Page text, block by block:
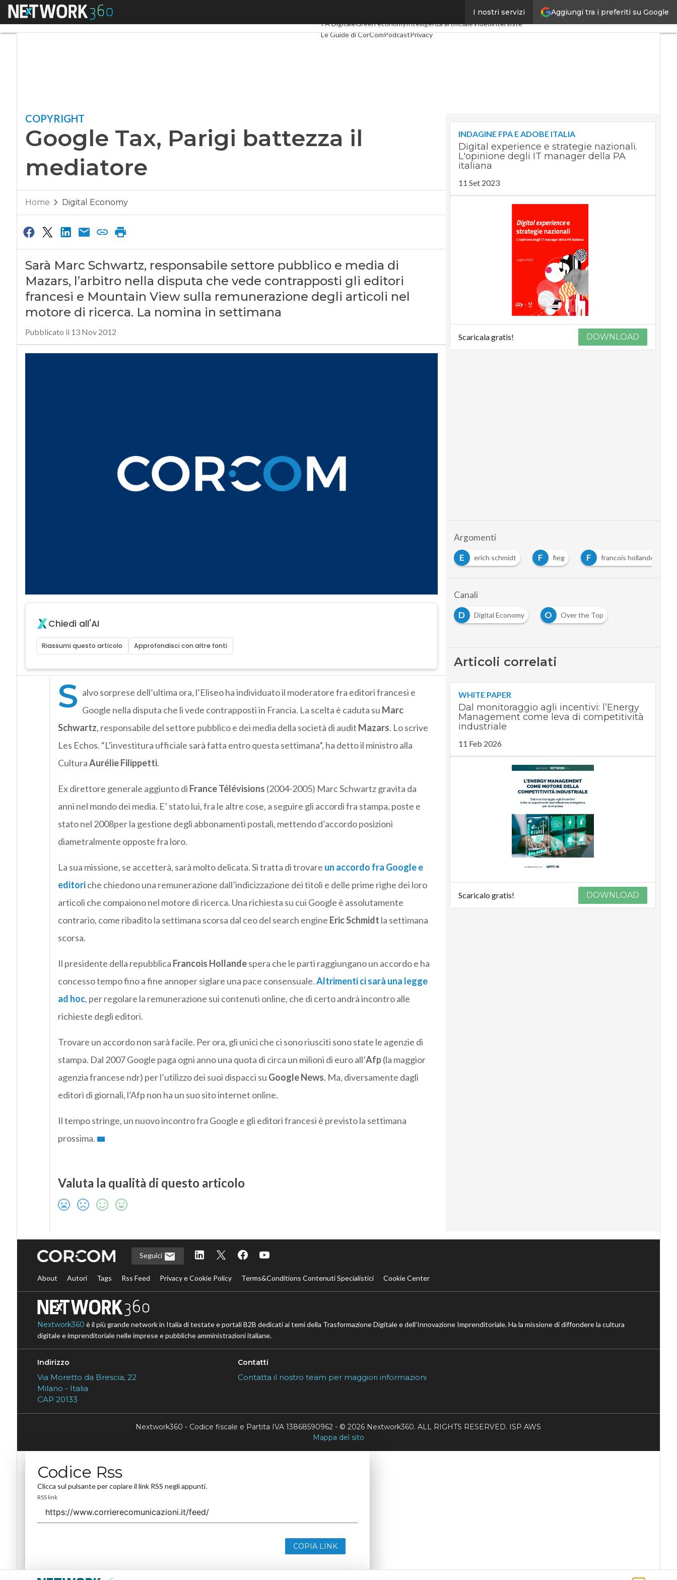
Aggiungi tra i preferiti su Google
I nostri servizi
Menu
SpacEconomy
PA DigitaleGreen economyIntelligenza artificialeVideointerviste
Le Guide di CorComPodcastPrivacy
COPYRIGHT
Google Tax, Parigi battezza il
mediatore
Home Digital Economy
Sarà Marc Schwartz, responsabile settore pubblico e media di
Mazars, l’arbitro nella disputa che vede contrapposti gli editori
francesi e Mountain View sulla remunerazione degli articoli nel
motore di ricerca. La nomina in settimana
Pubblicato il 13 Nov 2012
Chiedi all'AI
Riassumi questo articolo Approfondisci con altre fonti
S alvo sorprese dell’ultima ora, l’Eliseo ha individuato il moderatore fra editori francesi e
Google nella disputa che li vede contrapposti in Francia. La scelta è caduta su Marc
Schwartz, responsabile del settore pubblico e dei media della società di audit Mazars. Lo scrive
Les Echos. “L’investitura ufficiale sarà fatta entro questa settimana”, ha detto il ministro alla
CulturaAurélie Filippetti.
Ex direttore generale aggiunto di France Télévisions (2004-2005) Marc Schwartz gravita da
anni nel mondo dei media. E’ stato lui, fra le altre cose, a seguire gli accordi fra stampa, poste e
stato nel 2008per la gestione degli abbonamenti postali, mettendo d’accordo posizioni
diametralmente opposte fra loro.
La sua missione, se accetterà, sarà molto delicata. Si tratta di trovare un accordo fra Google e
editoriche chiedono una remunerazione dall’indicizzazione dei titoli e delle prime righe dei loro
articoli che compaiono nel motore di ricerca. Una richiesta su cui Google è assolutamente
contrario, come ribadito la settimana scorsa dal ceo del search engine Eric Schmidt la settimana
scorsa.
Il presidente della repubblica Francois Hollandespera che le parti raggiungano un accordo e ha
concesso tempo fino a fine annoper siglare una pace consensuale.Altrimenti ci sarà una legge
ad hoc, per regolare la remunerazione sui contenuti online, che di certo andrà incontro alle
richieste degli editori.
Trovare un accordo non sarà facile. Per ora, gli unici che ci sono riusciti sono state le agenzie di
stampa. Dal 2007 Google paga ogni anno una quota di circa un milioni di euro all’Afp(la maggior
agenzia francese ndr) per l’utilizzo dei suoi dispacci su Google News. Ma, diversamente dagli
editori di giornali, l’Afp non ha un suo sito internet online.
Il tempo stringe, un nuovo incontro fra Google e gli editori francesi è previsto la settimana
prossima.
Valuta la qualità di questo articolo
INDAGINE FPA E ADOBE ITALIA
Digital experience e strategie nazionali.
L'opinione degli IT manager della PA
italiana
11 Set 2023
Scaricala gratis! DOWNLOAD
Argomenti
E erich schmidt F fieg F francois hollande
Canali
D
Digital Economy O Over the Top
Articoli correlati
WHITE PAPER
Dal monitoraggio agli incentivi: l’Energy
Management come leva di competitività
industriale
11 Feb 2026
Scaricalo gratis! DOWNLOAD
Seguici
About Autori Tags Rss Feed Privacy e Cookie Policy Terms&Conditions Contenuti Specialistici Cookie Center
Nextwork360 è il più grande network in Italia di testate e portali B2B dedicati ai temi della Trasformazione Digitale e dell’Innovazione Imprenditoriale. Ha la missione di diffondere la cultura
digitale e imprenditoriale nelle imprese e pubbliche amministrazioni italiane.
Indirizzo
Via Moretto da Brescia, 22
Milano - Italia
CAP 20133
Contatti
Contatta il nostro team per maggiori informazioni
Nextwork360 - Codice fiscale e Partita IVA 13868590962 - © 2026 Nextwork360. ALL RIGHTS RESERVED. ISP AWS
Mappa del sito
Codice Rss
Clicca sul pulsante per copiare il link RSS negli appunti.
RSS link
COPIA LINK